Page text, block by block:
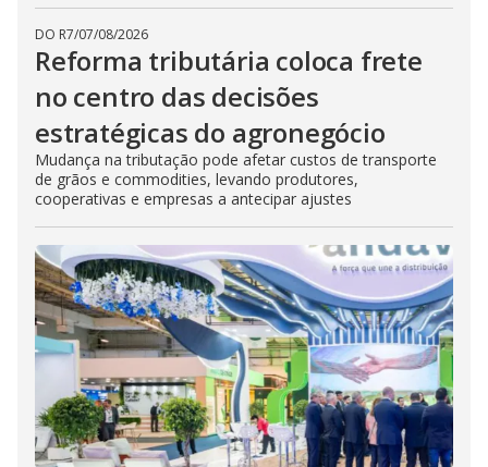
DO R7/07/08/2026
Reforma tributária coloca frete
no centro das decisões
estratégicas do agronegócio
Mudança na tributação pode afetar custos de transporte
de grãos e commodities, levando produtores,
cooperativas e empresas a antecipar ajustes